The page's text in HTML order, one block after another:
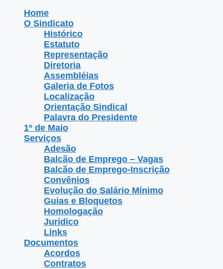
Home
O Sindicato
Histórico
Estatuto
Representação
Diretoria
Assembléias
Galeria de Fotos
Localização
Orientação Sindical
Palavra do Presidente
1º de Maio
Serviços
Adesão
Balcão de Emprego – Vagas
Balcão de Emprego-Inscrição
Convênios
Evolução do Salário Mínimo
Guias e Bloquetos
Homologação
Jurídico
Links
Documentos
Acordos
Contratos